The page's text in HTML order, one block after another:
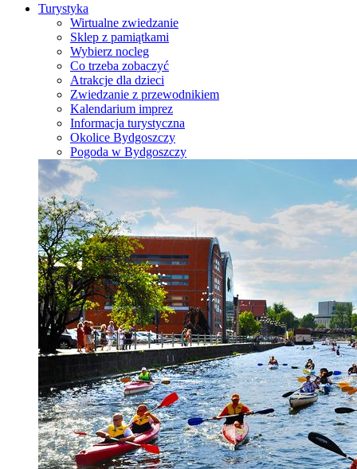
Turystyka
Wirtualne zwiedzanie
Sklep z pamiątkami
Wybierz nocleg
Co trzeba zobaczyć
Atrakcje dla dzieci
Zwiedzanie z przewodnikiem
Kalendarium imprez
Informacja turystyczna
Okolice Bydgoszczy
Pogoda w Bydgoszczy